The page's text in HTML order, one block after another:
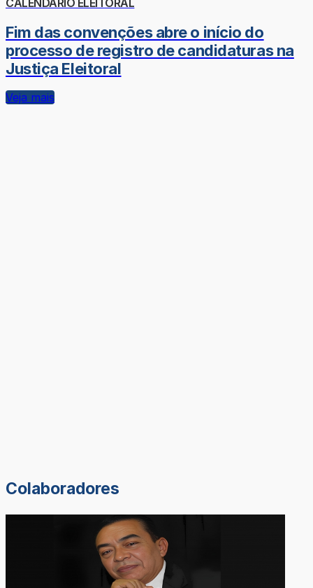
Fim das convenções abre o início do
processo de registro de candidaturas na
Justiça Eleitoral
Veja mais
Colaboradores